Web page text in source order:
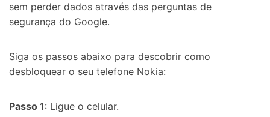
sem perder dados através das perguntas de
segurança do Google.
Siga os passos abaixo para descobrir como
desbloquear o seu telefone Nokia:
Passo 1: Ligue o celular.